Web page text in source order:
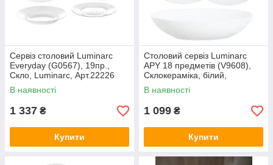
Сервіз столовий Luminarc
Everyday (G0567), 19пр.,
Скло, Luminarc, Арт.22226
В наявності
1 337 ₴
Купити
Столовий сервіз Luminarc
APY 18 предметів (V9608),
Склокераміка, білий,
Luminarc, Арт.62836
В наявності
1 099 ₴
Купити